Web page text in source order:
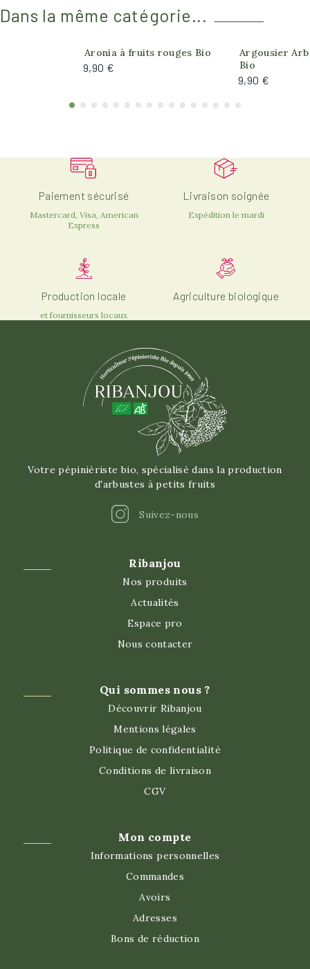
Dans la même catégorie...
Aronia à fruits rouges Bio
9,90 €
Argousier
Bio
9,90 €
Paiement sécurisé
Mastercard, Visa, American
Express
Livraison soignée
Expédition le mardi
Production locale
et fournisseurs locaux
Agriculture biologique
Votre pépiniériste bio, spécialisé dans la production
d'arbustes à petits fruits
Suivez-nous
Instagram
Ribanjou
Nos produits
Actualités
Espace pro
Nous contacter
Qui sommes nous ?
Découvrir Ribanjou
Mentions légales
Politique de confidentialité
Conditions de livraison
CGV
Mon compte
Informations personnelles
Commandes
Avoirs
Adresses
Bons de réduction